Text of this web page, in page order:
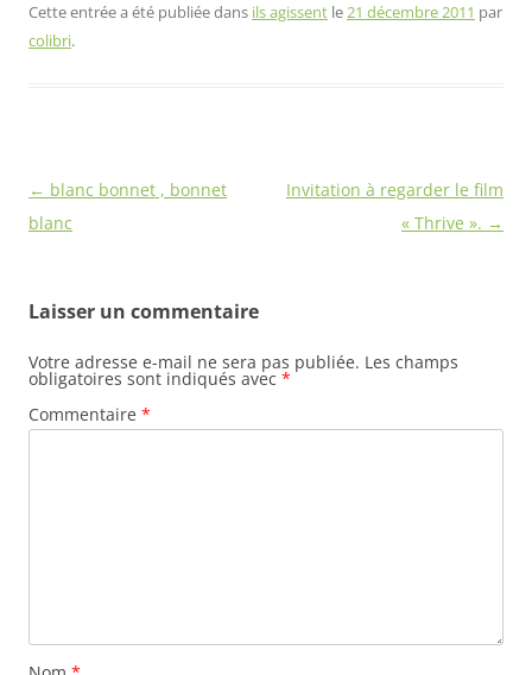
Cette entrée a été publiée dans ils agissent le21 décembre 2011 par
colibri.
Navigation
des
← blanc bonnet , bonnet
blanc
Invitation à regarder le film
« Thrive ». →
Laisser un commentaire
Votre adresse e-mail ne sera pas publiée. Les champs
obligatoires sont indiqués avec *
Commentaire *